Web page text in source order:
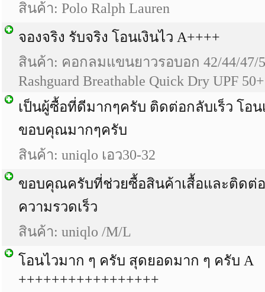
สินค้า: Polo Ralph Lauren
จองจริง รับจริง โอนเงินไว A++++
สินค้า: คอกลมแขนยาวรอบอก 42/44/47/
Rashguard Breathable Quick Dry UPF 50+
เป็นผู้ซื้อที่ดีมากๆครับ ติดต่อกลับเร็ว โอน
ขอบคุณมากๆครับ
สินค้า: uniqlo เอว30-32
ขอบคุณครับที่ช่วยซื้อสินค้าเสื้อและติดต่อ
ความรวดเร็ว
สินค้า: uniqlo /M/L
โอนไวมาก ๆ ครับ สุดยอดมาก ๆ ครับ A
+++++++++++++++++